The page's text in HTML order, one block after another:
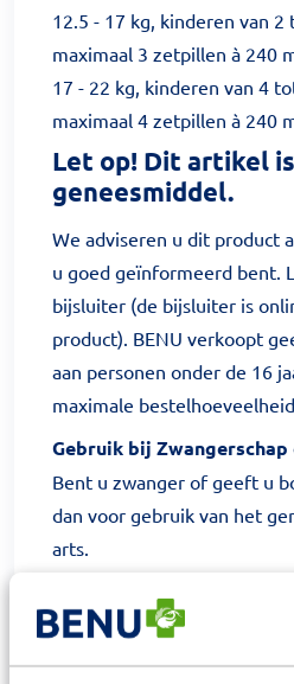
12.5 - 17 kg, kinderen van 2
maximaal 3 zetpillen à 240
17 - 22 kg, kinderen van 4
maximaal 4 zetpillen à 240
Let op! Dit artikel
geneesmiddel.
We adviseren u dit product
u goed geïnformeerd bent.
bijsluiter (de bijsluiter is
product). BENU verkoopt
aan personen onder de 16
maximale
Gebruik bij
Bent u zwanger of geeft u
dan voor gebruik van het
arts.
Raadpleeg uw huisarts als u